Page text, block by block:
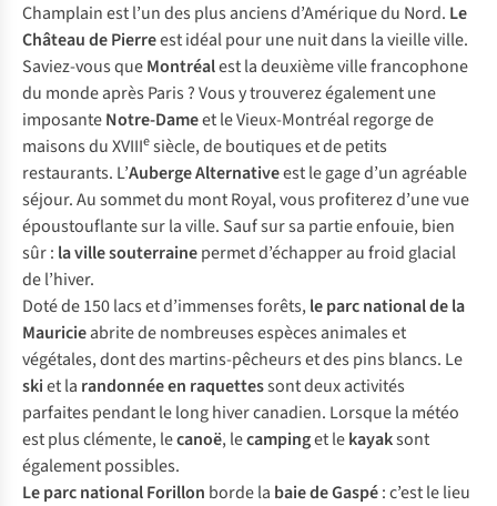
Champlain est l’un des plus anciens d’Amérique du Nord. Le
Château de Pierreest idéal pour une nuit dans la vieille ville.
Saviez-vous queMontréalest la deuxième ville francophone
du monde après Paris ? Vous y trouverez également une
imposanteNotre-Dameet le Vieux-Montréal regorge de
maisons du XVIIIesiècle, de boutiques et de petits
restaurants. L’Auberge Alternativeest le gage d’un agréable
séjour. Au sommet du mont Royal, vous profiterez d’une vue
époustouflante sur la ville. Sauf sur sa partie enfouie, bien
sûr : la ville souterrainepermet d’échapper au froid glacial
de l’hiver.
Doté de 150 lacs et d’immenses forêts,le parc national de la
Mauricieabrite de nombreuses espèces animales et
végétales, dont des martins-pêcheurs et des pins blancs. Le
skiet la randonnée en raquettessont deux activités
parfaites pendant le long hiver canadien. Lorsque la météo
est plus clémente, lecanoë, lecampinget lekayaksont
également possibles.
Le parc national Forillon borde la baie de Gaspé: c’est le lieu